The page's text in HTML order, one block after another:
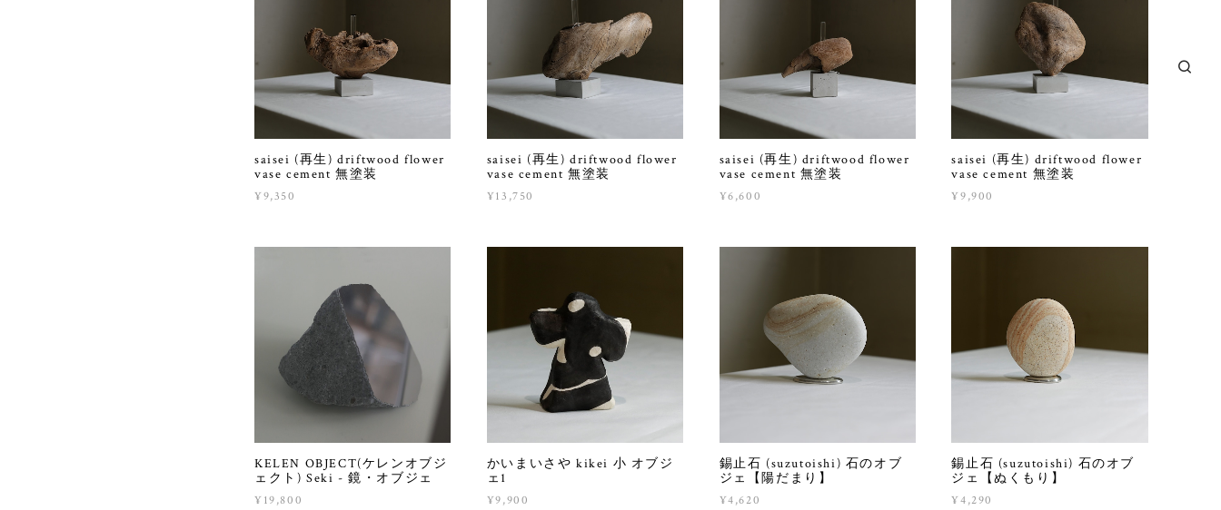
saisei (再生) driftwood flower
vase cement 無塗装
¥9,350
saisei (再生) driftwood flower
vase cement 無塗装
¥13,750
saisei (再生) driftwood flower
vase cement 無塗装
¥6,600
saisei (再生) driftwood flower
vase cement 無塗装
¥9,900
KELEN OBJECT(ケレンオブジ
ェクト) Seki - 鏡・オブジェ
¥19,800
かいまいさや kikei 小 オブジ
ェ1
¥9,900
錫止石 (suzutoishi) 石のオブ
ジェ【陽だまり】
¥4,620
錫止石 (suzutoishi) 石のオブ
ジェ【ぬくもり】
¥4,290